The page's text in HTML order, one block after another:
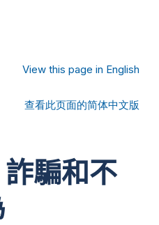
View this page in English
查看此页面的简体中文版
騙和不